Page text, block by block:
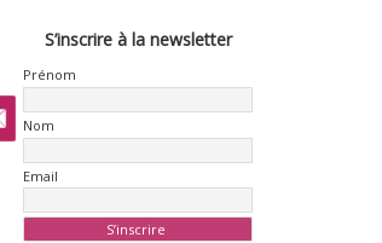
S’inscrire à la newsletter
Prénom
Nom
Email